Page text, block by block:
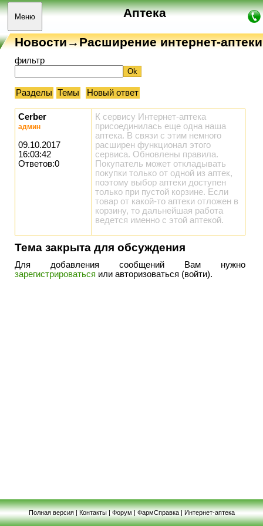
Меню Аптека
Новости→Расширение интернет-аптеки
фильтр
Разделы Темы Новый ответ
Cerber
админ
09.10.2017
16:03:42
Ответов:0
К сервису Интернет-аптека
присоединилась еще одна наша
аптека. В связи с этим немного
расширен функционал этого
сервиса. Обновлены правила.
Покупатель может откладывать
покупки только от одной из аптек,
поэтому выбор аптеки доступен
только при пустой корзине. Если
товар от какой-то аптеки отложен в
корзину, то дальнейшая работа
ведется именно с этой аптекой.
Тема закрыта для обсуждения
Для добавления сообщений Вам нужно
зарегистрироваться или авторизоваться (войти).
Полная версия|Контакты|Форум|ФармСправка|Интернет-аптека